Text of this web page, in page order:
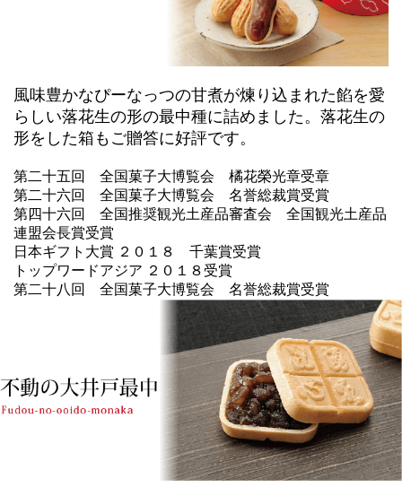
風味豊かなぴーなっつの甘煮が煉り込まれた餡を愛
らしい落花生の形の最中種に詰めました。落花生の
形をした箱もご贈答に好評です。
第二十五回 全国菓子大博覧会 橘花榮光章受章
第二十六回 全国菓子大博覧会 名誉総裁賞受賞
第四十六回 全国推奨観光土産品審査会 全国観光土産品
連盟会長賞受賞
日本ギフト大賞 ２０１８ 千葉賞受賞
トップワードアジア ２０１８受賞
第二十八回 全国菓子大博覧会 名誉総裁賞受賞